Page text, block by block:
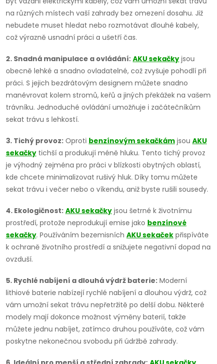
d
a
c
í
p
r
v
k
y
v
ý
p
i
s
u
na různých místech vaší zahrady bez omezení dosahu. Již
nebudete muset hledat nebo rozmotávat dlouhé kabely,
což výrazně usnadní práci a ušetří čas.
2. Snadná manipulace a ovládání: AKU sekačky jsou
obecně lehké a snadno ovladatelné, což zvyšuje pohodlí při
práci. S jejich bezdrátovým designem můžete snadno
manévrovat kolem stromů, keřů a jiných překážek na vašem
trávníku. Jednoduché ovládání umožňuje i začátečníkům
sekat trávu s lehkostí.
3. Tichý provoz: Oproti benzínovým sekačkám jsou AKU
sekačky tichší a produkují méně hluku. Tento tichý provoz
je výhodný zejména pro práci v blízkosti obytných oblastí,
kde chcete minimalizovat rušivý hluk. Díky tomu můžete
sekat trávu i večer nebo o víkendu, aniž byste rušili sousedy.
4. Ekologičnost: AKU sekačky jsou šetrné k životnímu
prostředí, protože neprodukují emise jako benzínové
sekačky. Používáním bezemisních AKU sekaček přispíváte
k ochraně životního prostředí a snižujete negativní dopad na
ovzduší.
5. Rychlé nabíjení a dlouhá výdrž baterie: Moderní
lithiové baterie nabízejí rychlé nabíjení a dlouhou výdrž, což
vám umožní sekat trávu nepřetržitě po delší dobu. Některé
modely mají dokonce možnost výměny baterií, takže
můžete jednu nabíjet, zatímco druhou používáte, což vám
poskytne nekonečnou svobodu při údržbě zahrady.